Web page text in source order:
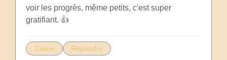
voir les progrès, même petits, c'est super
gratifiant. 👍
J'aime Répondre